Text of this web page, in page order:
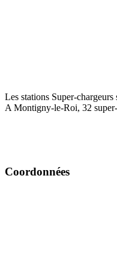
Les stations Super-
A Montigny-le-Roi, 32
Coordonnées